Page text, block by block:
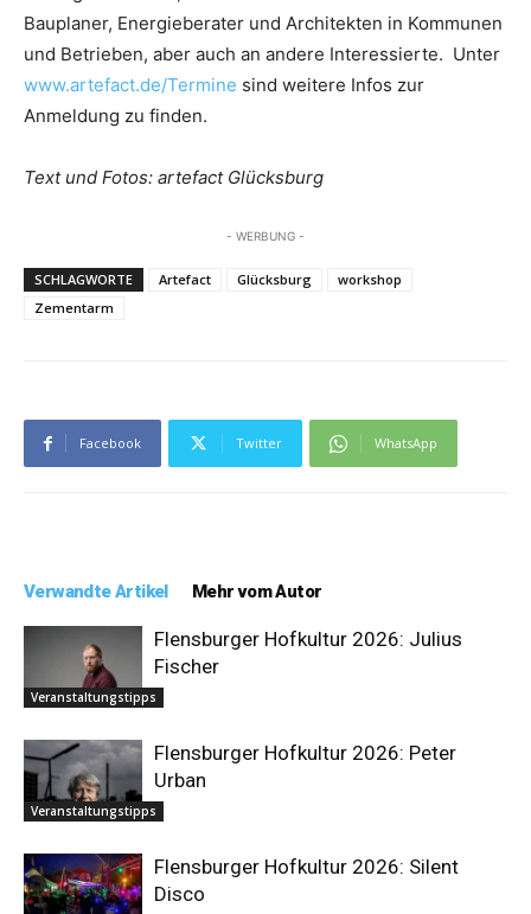
Bauplaner, Energieberater und Architekten in Kommunen
und Betrieben, aber auch an andere Interessierte. Unter
www.artefact.de/Termine sind weitere Infos zur
Anmeldung zu finden.
Text und Fotos: artefact Glücksburg
- WERBUNG -
SCHLAGWORTE Artefact Glücksburg
workshop
Zementarm
Facebook Twitter WhatsApp
Verwandte Artikel Mehr vom Autor
Veranstaltungstipps
Flensburger Hofkultur 2026: Julius
Fischer
Veranstaltungstipps
Flensburger Hofkultur 2026: Peter
Urban
Flensburger Hofkultur 2026: Silent
Disco